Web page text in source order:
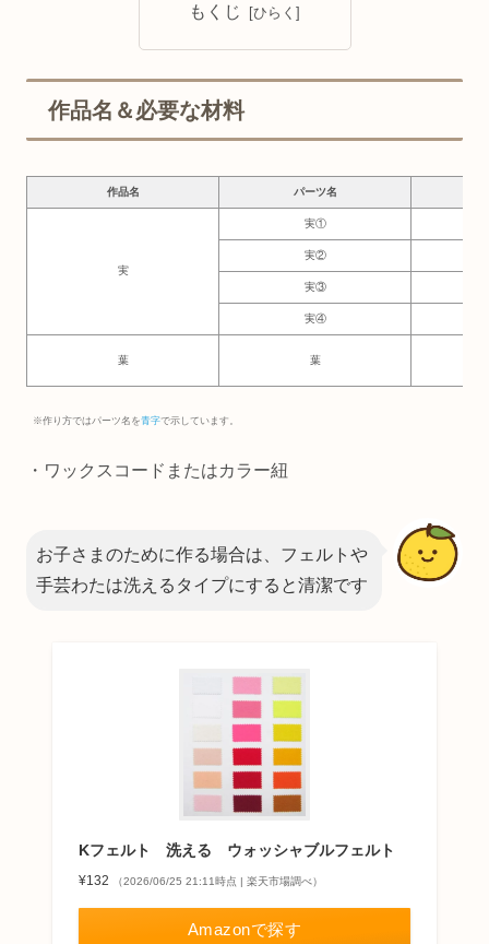
もくじ
作品名＆必要な材料
作品名 パーツ名
実
実①
実②
実③
実④
葉 葉
※作り方ではパーツ名を青字で示しています。
・ワックスコードまたはカラー紐
お子さまのために作る場合は、フェルトや
手芸わたは洗えるタイプにすると清潔です
Kフェルト 洗える ウォッシャブルフェルト
¥132 （2026/06/25 21:11時点 | 楽天市場調べ）
Amazonで探す